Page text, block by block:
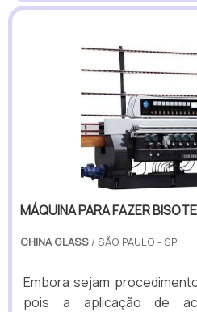
MÁQUINA PARA FAZER
CHINA GLASS / SÃO PAULO - SP
Embora sejam
pois a aplicação de